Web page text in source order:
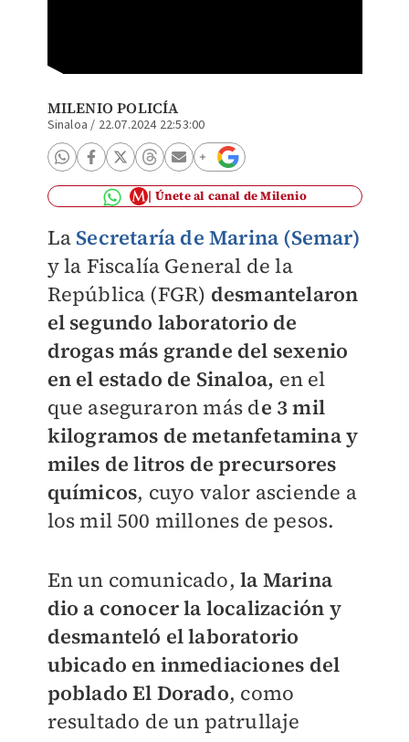
MILENIO POLICÍA
Sinaloa / 22.07.2024 22:53:00
Únete al canal de Milenio
La Secretaría de Marina (Semar)
y la Fiscalía General de la
República (FGR) desmantelaron
el segundo laboratorio de
drogas más grande del sexenio
en el estado de Sinaloa, en el
que aseguraron más de 3 mil
kilogramos de metanfetamina y
miles de litros de precursores
químicos, cuyo valor asciende a
los mil 500 millones de pesos.
En un comunicado,la Marina
dio a conocer la localización y
desmanteló el laboratorio
ubicado en inmediaciones del
poblado El Dorado, como
resultado de un patrullaje